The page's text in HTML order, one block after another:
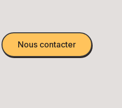
Nous contacter